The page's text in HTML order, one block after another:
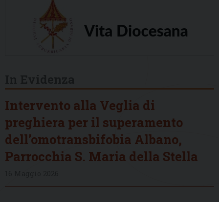
Intervento alla Veglia di
preghiera per il superamento
dell’omotransbifobia Albano,
Parrocchia S. Maria della Stella